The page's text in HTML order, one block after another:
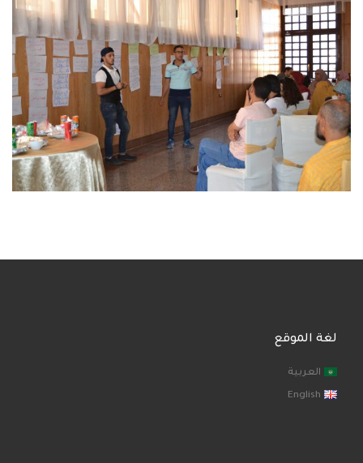
لغة الموقع
العربية
English